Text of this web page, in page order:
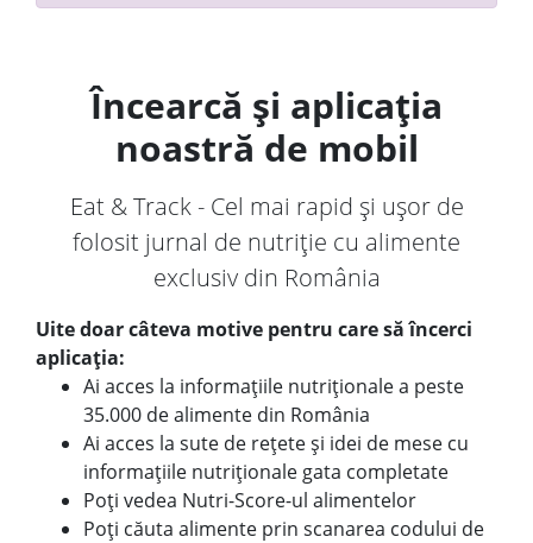
Încearcă și aplicația
noastră de mobil
Eat & Track - Cel mai rapid și ușor de
folosit jurnal de nutriție cu alimente
exclusiv din România
Uite doar câteva motive pentru care să încerci
aplicația:
Ai acces la informațiile nutriționale a peste
35.000 de alimente din România
Ai acces la sute de rețete și idei de mese cu
informațiile nutriționale gata completate
Poți vedea Nutri-Score-ul alimentelor
Poți căuta alimente prin scanarea codului de